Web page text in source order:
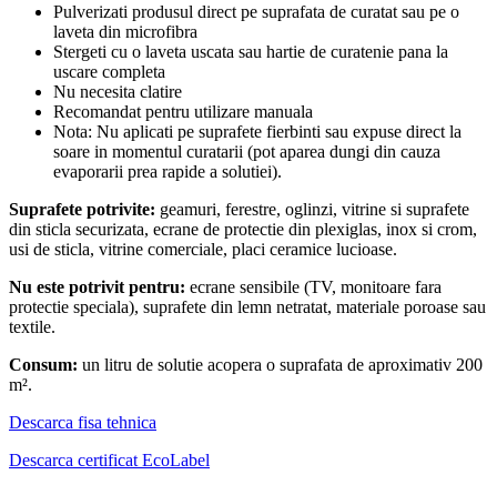
Pulverizati produsul direct pe suprafata de curatat sau pe o
laveta din microfibra
Stergeti cu o laveta uscata sau hartie de curatenie pana la
uscare completa
Nu necesita clatire
Recomandat pentru utilizare manuala
Nota: Nu aplicati pe suprafete fierbinti sau expuse direct la
soare in momentul curatarii (pot aparea dungi din cauza
evaporarii prea rapide a solutiei).
Suprafete potrivite: geamuri, ferestre, oglinzi, vitrine si suprafete
din sticla securizata, ecrane de protectie din plexiglas, inox si crom,
usi de sticla, vitrine comerciale, placi ceramice lucioase.
Nu este potrivit pentru: ecrane sensibile (TV, monitoare fara
protectie speciala), suprafete din lemn netratat, materiale poroase sau
textile.
Consum: un litru de solutie acopera o suprafata de aproximativ 200
m².
Descarca fisa tehnica
Descarca certificat EcoLabel